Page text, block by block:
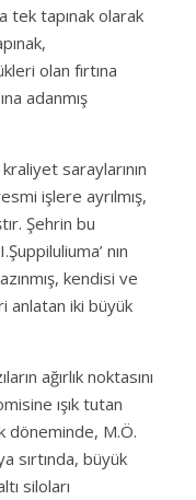
tek tapınak olarak
olan fırtına
adanmış
saraylarının
işlere ayrılmış,
Şehrin bu
nın
kendisi ve
anlatan iki büyük
ağırlık noktasını
ışık tutan
döneminde, M.Ö.
sırtında, büyük
siloları